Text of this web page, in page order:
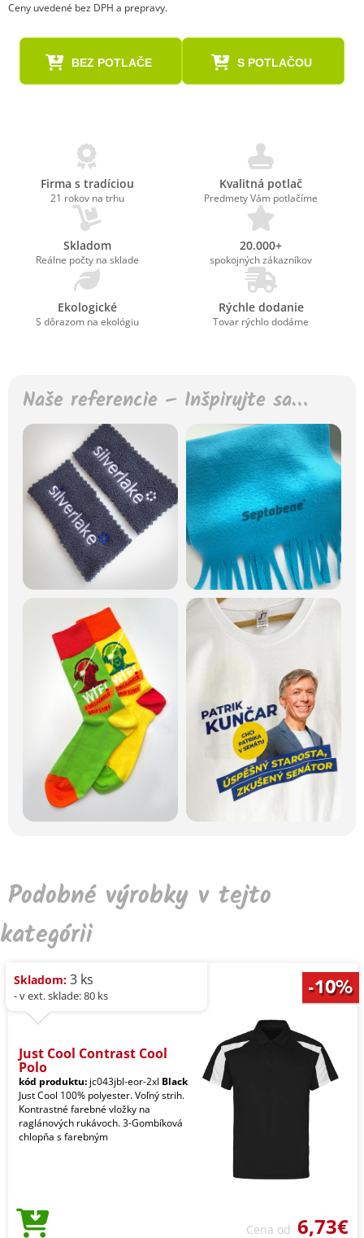
Ceny uvedené bez DPH a prepravy.
BEZ POTLAČE S POTLAČOU
Firma s tradíciou
21 rokov na trhu
Kvalitná potlač
Predmety Vám potlačíme
Skladom
Reálne počty na sklade
20.000+
spokojných zákazníkov
Ekologické
S dôrazom na ekológiu
Rýchle dodanie
Tovar rýchlo dodáme
Naše referencie – Inšpirujte sa…
Podobné výrobky v tejto
kategórii
Skladom: 3 ks
- v ext. sklade: 80 ks
Just Cool Contrast Cool
Polo
kód produktu: jc043jbl-eor-2xl Black
Just Cool 100% polyester. Voľný strih.
Kontrastné farebné vložky na
raglánových rukávoch. 3-Gombíková
chlopňa s farebným
Cena od 6,73€